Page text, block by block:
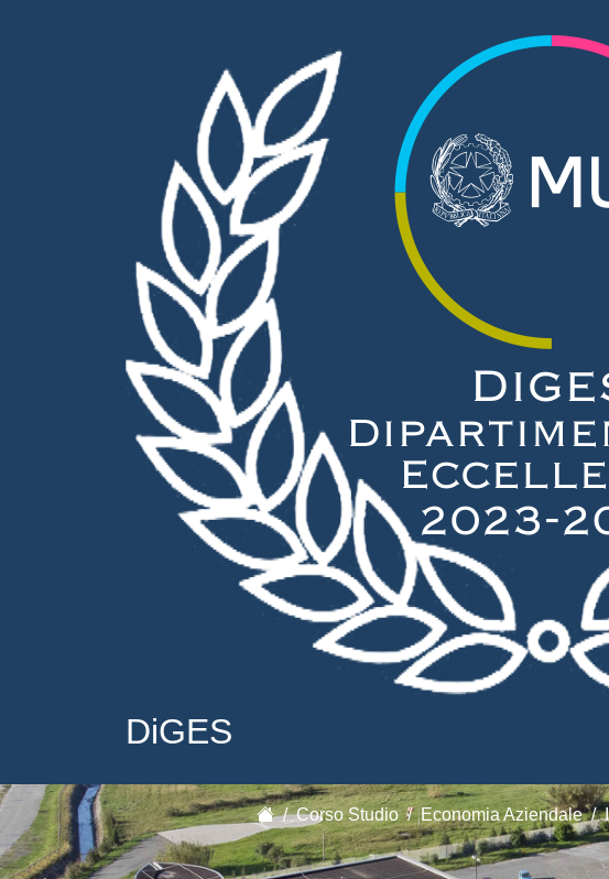
DiGES
Corso Studio Economia Aziendale